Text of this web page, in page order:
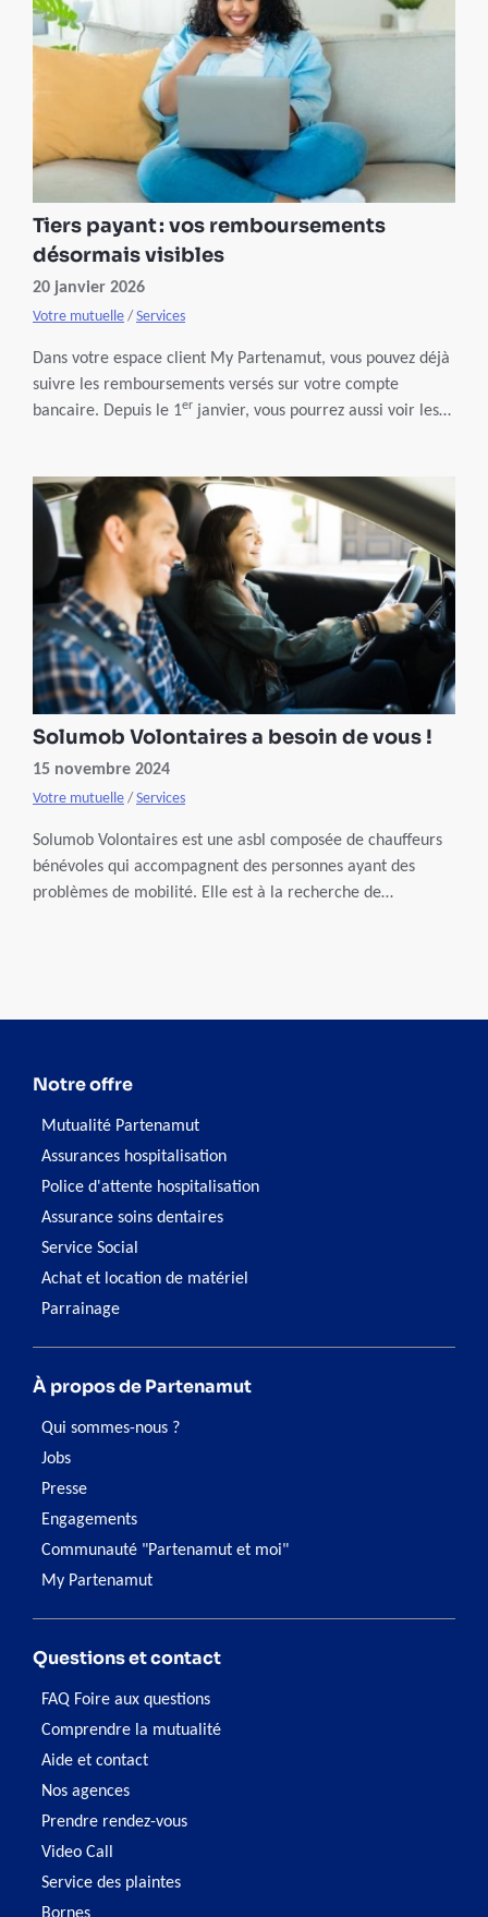
Tiers payant : vos remboursements
désormais visibles
20 janvier 2026
Votre mutuelle / Services
Dans votre espace client My Partenamut, vous pouvez déjà
suivre les remboursements versés sur votre compte
bancaire. Depuis le 1er janvier, vous pourrez aussi voir les
Solumob Volontaires a besoin de vous !
15 novembre 2024
Votre mutuelle / Services
Solumob Volontaires est une asbl composée de chauffeurs
bénévoles qui accompagnent des personnes ayant des
problèmes de mobilité. Elle est à la recherche de
Notre offre
Mutualité Partenamut
Assurances hospitalisation
Police d'attente hospitalisation
Assurance soins dentaires
Service Social
Achat et location de matériel
Parrainage
À propos de Partenamut
Qui sommes-nous ?
Jobs
Presse
Engagements
Communauté "Partenamut et moi"
My Partenamut
Questions et contact
FAQ Foire aux questions
Comprendre la mutualité
Aide et contact
Nos agences
Prendre rendez-vous
Video Call
Service des plaintes